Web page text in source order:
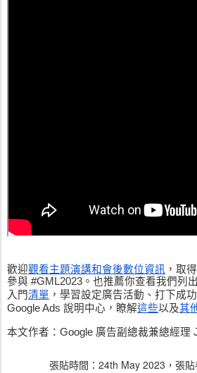
歡迎觀看主題演講和會後數位資訊 ，取
參與 #GML2023。也推薦你查看我們列
入門清單 ，學習設定廣告活動、打下成
Google Ads 說明中心，瞭解這些以及其
本文作者：Google 廣告副總裁兼總經理
張貼時間： 24th May 2023 ，張貼